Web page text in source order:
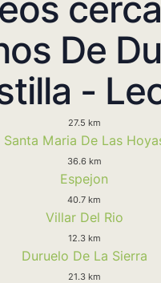
De
-
27.5 km
Santa Maria De Las
36.6 km
Espejon
40.7 km
Villar Del Rio
12.3 km
Duruelo De La Sierra
21.3 km